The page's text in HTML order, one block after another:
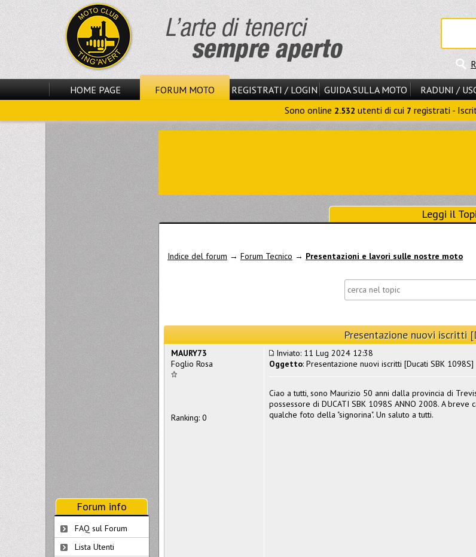
HOME PAGE FORUM MOTO REGISTRATI / LOGIN GUIDA SULLA MOTO RADUNI /
Sono online 2.532 utenti di cui 7 registrati -
Leggi il
Indice del forum → Forum Tecnico → Presentazioni e lavori sulle nostre moto
Presentazione nuovi iscritti
Inviato: 11 Lug 2024 12:38
Oggetto: Presentazione nuovi iscritti [Ducati SBK 1098S]
Ciao a tutti, sono Maurizio 50 anni dalla provincia di
possessore di DUCATI SBK 1098S ANNO 2008. A breve
qualche foto della "signorina". Un saluto a tutti.
MAURY73
Foglio Rosa
Ranking: 0
Forum info
FAQ sul Forum
Lista Utenti